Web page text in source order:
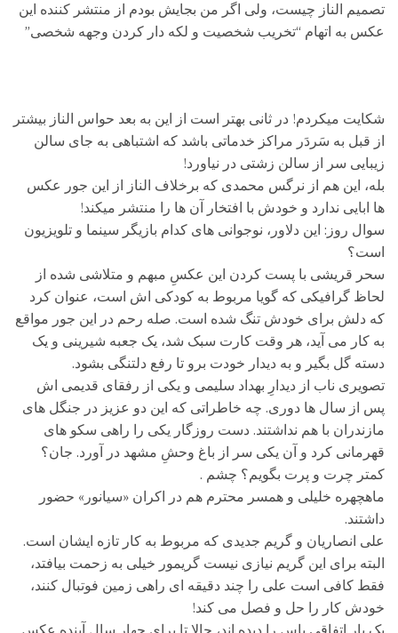
تصمیم الناز چیست، ولی اگر من بجایش بودم از منتشر کننده این
عکس به اتهام “تخریب شخصیت و لکه دار کردن وجهه شخصی”
شکایت میکردم! در ثانی بهتر است از این به بعد حواس الناز بیشتر
از قبل به سَردَر مراکز خدماتی باشد که اشتباهی به جای سالن
زیبایی سر از سالن زشتی در نیاورد!
بله، این هم از نرگس محمدی که برخلاف الناز از این جور عکس
ها ابایی ندارد و خودش با افتخار آن ها را منتشر میکند!
سوال روز: این دلاور، نوجوانی های کدام بازیگر سینما و تلویزیون
است؟
سحر قریشی با پست کردن این عکسِ مبهم و متلاشی شده از
لحاظ گرافیکی که گویا مربوط به کودکی اش است، عنوان کرد
که دلش برای خودش تنگ شده است. صله رحم در این جور مواقع
به کار می آید، هر وقت کارت سبک شد، یک جعبه شیرینی و یک
دسته گل بگیر و به دیدار خودت برو تا رفع دلتنگی بشود.
تصویری ناب از دیدارِ بهداد سلیمی و یکی از رفقای قدیمی اش
پس از سال ها دوری. چه خاطراتی که این دو عزیز در جنگل های
مازندران با هم نداشتند. دست روزگار یکی را راهی سکو های
قهرمانی کرد و آن یکی سر از باغ وحشِ مشهد در آورد. جان؟
کمتر چرت و پرت بگویم؟ چشم .
ماهچهره خلیلی و همسر محترم هم در اکران «سیانور» حضور
داشتند.
علی انصاریان و گریم جدیدی که مربوط به کار تازه ایشان است.
البته برای این گریم نیازی نیست گریمور خیلی به زحمت بیافتد،
فقط کافی است علی را چند دقیقه ای راهی زمین فوتبال کنند،
خودش کار را حل و فصل می کند!